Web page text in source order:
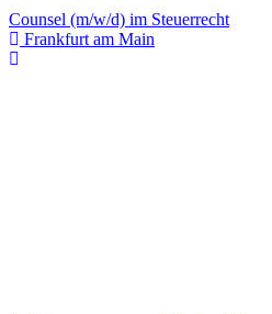
Counsel (m/w/d) im Steuerrecht
Frankfurt am Main